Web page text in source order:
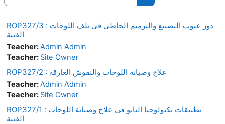
Search courses
ROP327/3 : دور عيوب التصنيع والترميم الخاطئ فى تلف اللوحات
الفنية
Teacher:Admin Admin
Teacher: Site Owner
ROP327/2 : علاج وصيانة اللوحات والنقوش الغارقة
Teacher:Admin Admin
Teacher: Site Owner
ROP327/1 : تطبيقات تكنولوجيا النانو فى علاج وصيانة اللوحات
الفنية